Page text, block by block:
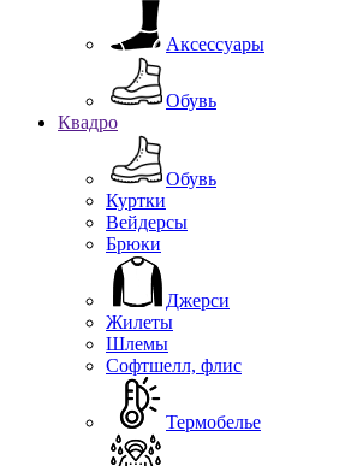
Аксессуары
Обувь
Квадро
Обувь
Куртки
Вейдерсы
Брюки
Джерси
Жилеты
Шлемы
Софтшелл, флис
Термобелье